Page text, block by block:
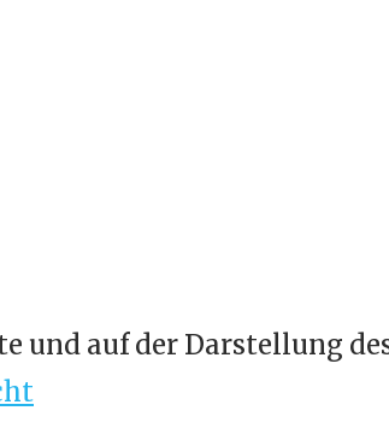
und auf der Darstellung